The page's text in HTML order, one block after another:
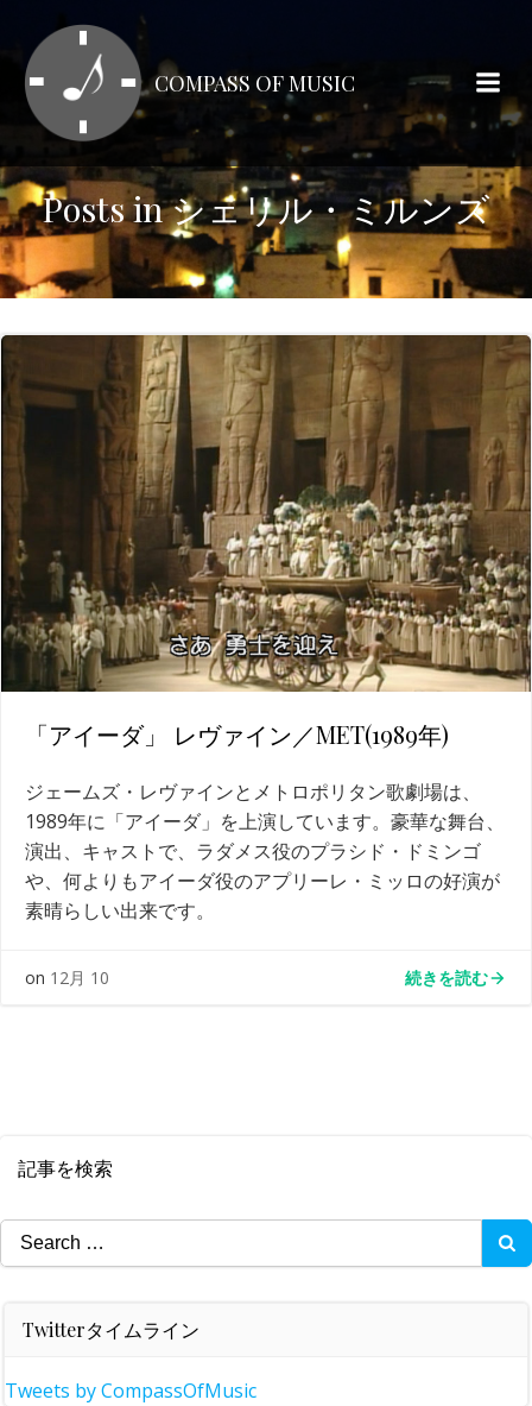
テ
ン
ツ
ス
キ
ッ
プ
COMPASS OF MUSIC
Posts in シェリル・ミルンズ
「アイーダ」 レヴァイン／MET(1989年)
ジェームズ・レヴァインとメトロポリタン歌劇場は、
1989年に「アイーダ」を上演しています。豪華な舞台、
演出、キャストで、ラダメス役のプラシド・ドミンゴ
や、何よりもアイーダ役のアプリーレ・ミッロの好演が
素晴らしい出来です。
on 12月 10 続きを読む
記事を検索
Search
for:
Twitterタイムライン
Tweets by CompassOfMusic